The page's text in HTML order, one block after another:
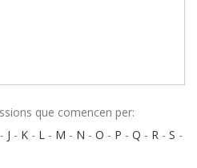
que comencen per:
- J - K - L - M - N - O - P - Q - R - S -